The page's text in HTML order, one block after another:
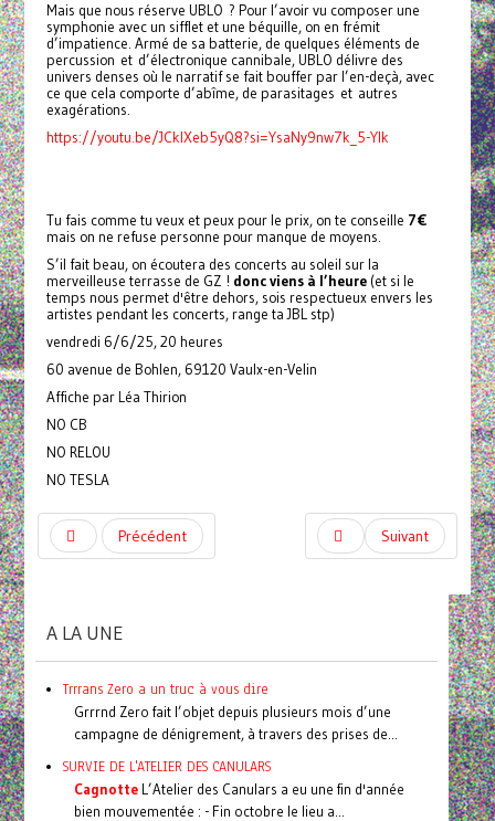
Mais que nous réserve UBLO ? Pour l’avoir vu composer une
symphonie avec un sifflet et une béquille, on en frémit
d’impatience. Armé de sa batterie, de quelques éléments de
percussion et d’électronique cannibale, UBLO délivre des
univers denses où le narratif se fait bouffer par l’en-deçà, avec
ce que cela comporte d’abîme, de parasitages et autres
exagérations.
https://youtu.be/JCklXeb5yQ8?si=YsaNy9nw7k_5-YIk
Tu fais comme tu veux et peux pour le prix, on te conseille 7€
mais on ne refuse personne pour manque de moyens.
S’il fait beau, on écoutera des concerts au soleil sur la
merveilleuse terrasse de GZ ! donc viens à l’heure (et si le
temps nous permet d'être dehors, sois respectueux envers les
artistes pendant les concerts, range ta JBL stp)
vendredi 6/6/25, 20 heures
60 avenue de Bohlen, 69120 Vaulx-en-Velin
Affiche par Léa Thirion
NO CB
NO RELOU
NO TESLA
Précédent Suivant
A LA UNE
Trrrans Zero a un truc à vous dire
Grrrnd Zero fait l’objet depuis plusieurs mois d’une
campagne de dénigrement, à travers des prises de...
SURVIE DE L'ATELIER DES CANULARS
CagnotteL’Atelier des Canulars a eu une fin d'année
bien mouvementée : - Fin octobre le lieu a...